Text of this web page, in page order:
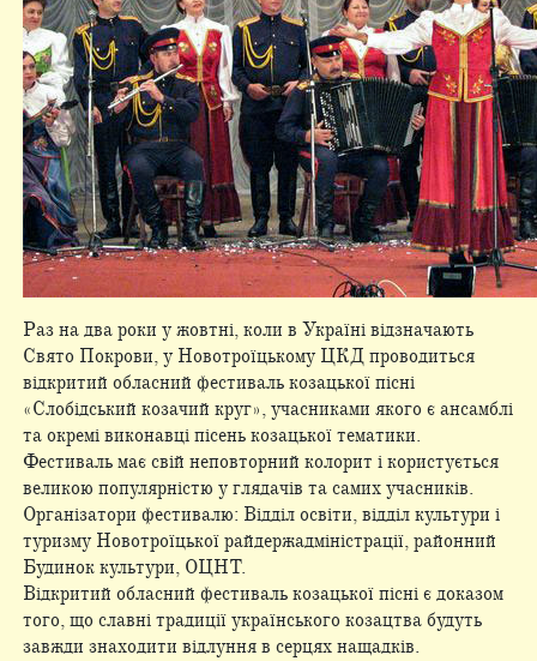
Раз на два роки у жовтні, коли в Україні відзначають
Свято Покрови, у Новотроїцькому ЦКД проводиться
відкритий обласний фестиваль козацької пісні
«Слобідський козачий круг», учасниками якого є ансамблі
та окремі виконавці пісень козацької тематики.
Фестиваль має свій неповторний колорит і користується
великою популярністю у глядачів та самих учасників.
Організатори фестивалю: Відділ освіти, відділ культури і
туризму Новотроїцької райдержадміністрації, районний
Будинок культури, ОЦНТ.
Відкритий обласний фестиваль козацької пісні є доказом
того, що славні традиції українського козацтва будуть
завжди знаходити відлуння в серцях нащадків.